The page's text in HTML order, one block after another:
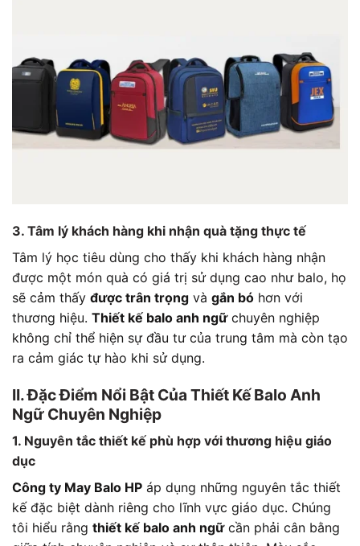
3. Tâm lý khách hàng khi nhận quà tặng thực tế
Tâm lý học tiêu dùng cho thấy khi khách hàng nhận
được một món quà có giá trị sử dụng cao như balo, họ
sẽ cảm thấy được trân trọng và gắn bó hơn với
thương hiệu. Thiết kế balo anh ngữchuyên nghiệp
không chỉ thể hiện sự đầu tư của trung tâm mà còn tạo
ra cảm giác tự hào khi sử dụng.
II. Đặc Điểm Nổi Bật Của Thiết Kế Balo Anh
Ngữ Chuyên Nghiệp
1. Nguyên tắc thiết kế phù hợp với thương hiệu giáo
dục
Công ty May Balo HP áp dụng những nguyên tắc thiết
kế đặc biệt dành riêng cho lĩnh vực giáo dục. Chúng
tôi hiểu rằng thiết kế balo anh ngữcần phải cân bằng